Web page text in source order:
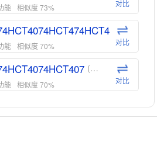
能 相似度 73% 对比
(德州仪器-TI)
能 相似度 70% 对比
(德州仪器-TI)
能 相似度 70% 对比
(德州仪器-TI)
对比